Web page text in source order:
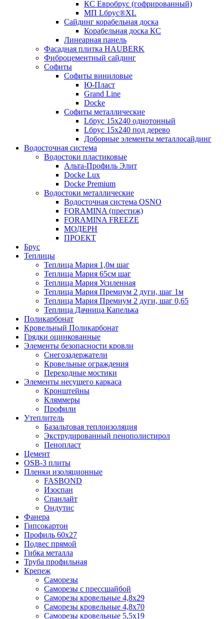
КС Евробрус (гофрированный)
МП Lбрус®XL
Сайдинг корабельная доска
Корабельная доска КС
Линеарная панель
Фасадная плитка HAUBERK
Фиброцементный сайдинг
Софиты
Софиты виниловые
Ю-Пласт
Grand Line
Docke
Софиты металлические
Lбрус 15x240 однотонный
Lбрус 15x240 под дерево
Доборные элементы металлосайдинг
Водосточная система
Водостоки пластиковые
Альта-Профиль Элит
Docke Lux
Docke Premium
Водостоки металлические
Водосточная система OSNO
FORAMINA (престиж)
FORAMINA FREEZE
МОДЕРН
ПРОЕКТ
Брус
Теплицы
Теплица Мария 1,0м шаг
Теплица Мария 65см шаг
Теплица Мария Усиленная
Теплица Мария Премиум 2 дуги, шаг 1м
Теплица Мария Премиум 2 дуги, шаг 0,65
Теплица Дачница Капелька
Поликарбонат
Кровельный Поликарбонат
Грядки оцинкованные
Элементы безопасности кровли
Снегозадержатели
Кровельные ограждения
Переходные мостики
Элементы несущего каркаса
Кронштейны
Кляммеры
Профили
Утеплитель
Базальтовая теплоизоляция
Экструдированный пенополистирол
Пенопласт
Цемент
OSB-3 плиты
Пленки изоляционные
FASBOND
Изоспан
Спанлайт
Ондутис
Фанера
Гипсокартон
Профиль 60х27
Подвес прямой
Гибка металла
Труба профильная
Крепеж
Саморезы
Саморезы с прессшайбой
Саморезы кровельные 4,8х29
Саморезы кровельные 4,8х70
Саморезы кровельные 5,5х19